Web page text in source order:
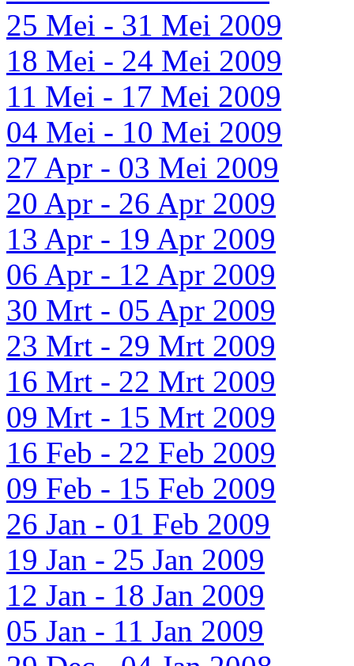
25 Mei - 31 Mei 2009
18 Mei - 24 Mei 2009
11 Mei - 17 Mei 2009
04 Mei - 10 Mei 2009
27 Apr - 03 Mei 2009
20 Apr - 26 Apr 2009
13 Apr - 19 Apr 2009
06 Apr - 12 Apr 2009
30 Mrt - 05 Apr 2009
23 Mrt - 29 Mrt 2009
16 Mrt - 22 Mrt 2009
09 Mrt - 15 Mrt 2009
16 Feb - 22 Feb 2009
09 Feb - 15 Feb 2009
26 Jan - 01 Feb 2009
19 Jan - 25 Jan 2009
12 Jan - 18 Jan 2009
05 Jan - 11 Jan 2009